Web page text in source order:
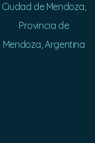
Ciudad de Mendoza,
Provincia de
Mendoza, Argentina